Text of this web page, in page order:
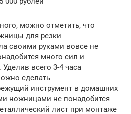
можно отметить, что
для резки
своими руками вовсе не
много сил и
всего 3-4 часа
сделать
инструмент в домашних
ножницами не понадобится
лист при монтаже